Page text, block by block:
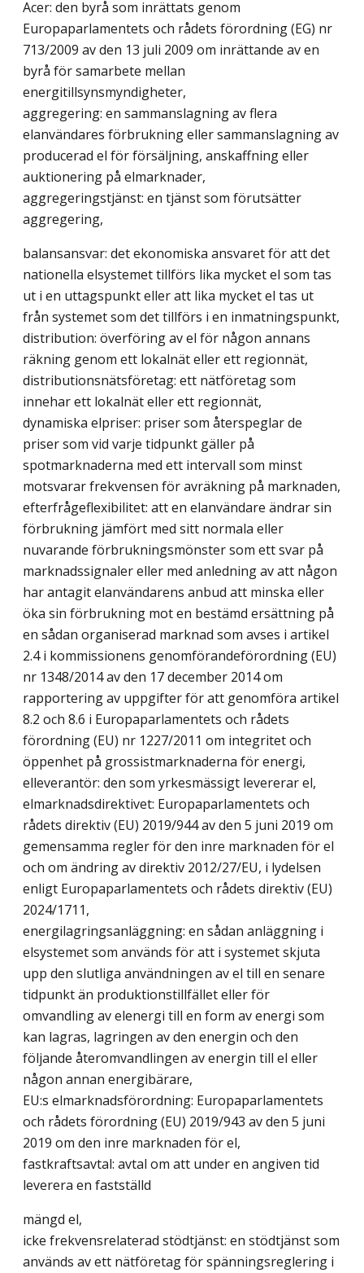
Acer: den byrå som inrättats genom
Europaparlamentets och rådets förordning (EG) nr
713/2009 av den 13 juli 2009 om inrättande av en
byrå för samarbete mellan
energitillsynsmyndigheter,
aggregering: en sammanslagning av flera
elanvändares förbrukning eller sammanslagning av
producerad el för försäljning, anskaffning eller
auktionering på elmarknader,
aggregeringstjänst: en tjänst som förutsätter
aggregering,
balansansvar: det ekonomiska ansvaret för att det
nationella elsystemet tillförs lika mycket el som tas
ut i en uttagspunkt eller att lika mycket el tas ut
från systemet som det tillförs i en inmatningspunkt,
distribution: överföring av el för någon annans
räkning genom ett lokalnät eller ett regionnät,
distributionsnätsföretag: ett nätföretag som
innehar ett lokalnät eller ett regionnät,
dynamiska elpriser: priser som återspeglar de
priser som vid varje tidpunkt gäller på
spotmarknaderna med ett intervall som minst
motsvarar frekvensen för avräkning på marknaden,
efterfrågeflexibilitet: att en elanvändare ändrar sin
förbrukning jämfört med sitt normala eller
nuvarande förbrukningsmönster som ett svar på
marknadssignaler eller med anledning av att någon
har antagit elanvändarens anbud att minska eller
öka sin förbrukning mot en bestämd ersättning på
en sådan organiserad marknad som avses i artikel
2.4 i kommissionens genomförandeförordning (EU)
nr 1348/2014 av den 17 december 2014 om
rapportering av uppgifter för att genomföra artikel
8.2 och 8.6 i Europaparlamentets och rådets
förordning (EU) nr 1227/2011 om integritet och
öppenhet på grossistmarknaderna för energi,
elleverantör: den som yrkesmässigt levererar el,
elmarknadsdirektivet: Europaparlamentets och
rådets direktiv (EU) 2019/944 av den 5 juni 2019 om
gemensamma regler för den inre marknaden för el
och om ändring av direktiv 2012/27/EU, i lydelsen
enligt Europaparlamentets och rådets direktiv (EU)
2024/1711,
energilagringsanläggning: en sådan anläggning i
elsystemet som används för att i systemet skjuta
upp den slutliga användningen av el till en senare
tidpunkt än produktionstillfället eller för
omvandling av elenergi till en form av energi som
kan lagras, lagringen av den energin och den
följande återomvandlingen av energin till el eller
någon annan energibärare,
EU:s elmarknadsförordning: Europaparlamentets
och rådets förordning (EU) 2019/943 av den 5 juni
2019 om den inre marknaden för el,
fastkraftsavtal: avtal om att under en angiven tid
leverera en fastställd
mängd el,
icke frekvensrelaterad stödtjänst: en stödtjänst som
används av ett nätföretag för spänningsreglering i